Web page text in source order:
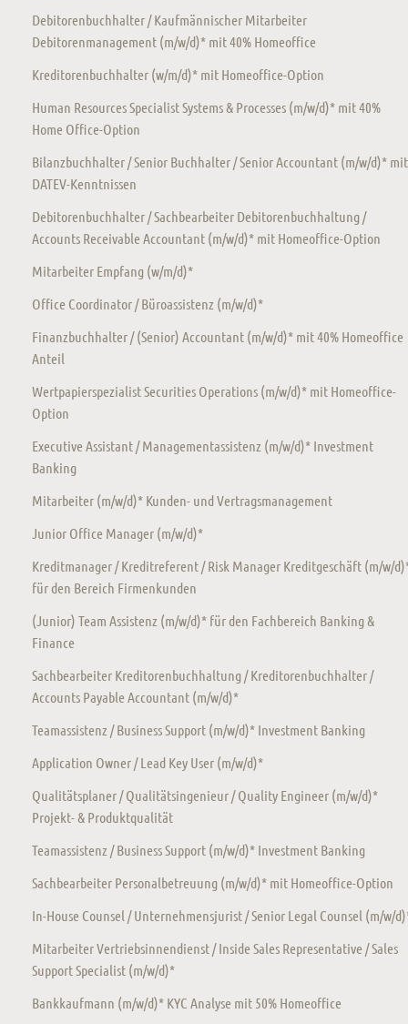
Debitorenbuchhalter / Kaufmännischer Mitarbeiter
Debitorenmanagement (m/w/d)* mit 40% Homeoffice
Kreditorenbuchhalter (w/m/d)* mit Homeoffice-Option
Human Resources Specialist Systems & Processes (m/w/d)* mit 40%
Home Office-Option
Bilanzbuchhalter / Senior Buchhalter / Senior Accountant (m/w/d)* mit
DATEV-Kenntnissen
Debitorenbuchhalter / Sachbearbeiter Debitorenbuchhaltung /
Accounts Receivable Accountant (m/w/d)* mit Homeoffice-Option
Mitarbeiter Empfang (w/m/d)*
Office Coordinator / Büroassistenz (m/w/d)*
Finanzbuchhalter / (Senior) Accountant (m/w/d)* mit 40% Homeoffice
Anteil
Wertpapierspezialist Securities Operations (m/w/d)* mit Homeoffice-
Option
Executive Assistant / Managementassistenz (m/w/d)* Investment
Banking
Mitarbeiter (m/w/d)* Kunden- und Vertragsmanagement
Junior Office Manager (m/w/d)*
Kreditmanager / Kreditreferent / Risk Manager Kreditgeschäft (m/w/
für den Bereich Firmenkunden
(Junior) Team Assistenz (m/w/d)* für den Fachbereich Banking &
Finance
Sachbearbeiter Kreditorenbuchhaltung / Kreditorenbuchhalter /
Accounts Payable Accountant (m/w/d)*
Teamassistenz / Business Support (m/w/d)* Investment Banking
Application Owner / Lead Key User (m/w/d)*
Qualitätsplaner / Qualitätsingenieur / Quality Engineer (m/w/d)*
Projekt- & Produktqualität
Teamassistenz / Business Support (m/w/d)* Investment Banking
Sachbearbeiter Personalbetreuung (m/w/d)* mit Homeoffice-Option
In-House Counsel / Unternehmensjurist / Senior Legal Counsel (m/w/
Mitarbeiter Vertriebsinnendienst / Inside Sales Representative / Sales
Support Specialist (m/w/d)*
Bankkaufmann (m/w/d)* KYC Analyse mit 50% Homeoffice